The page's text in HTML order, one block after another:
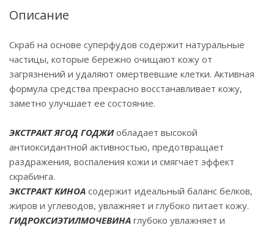
Описание
Скраб на основе суперфудов содержит натуральные
частицы, которые бережно очищают кожу от
загрязнений и удаляют омертвевшие клетки. Активная
формула средства прекрасно восстанавливает кожу,
заметно улучшает ее состояние.
ЭКСТРАКТ ЯГОД ГОДЖИ обладает высокой
антиоксидантной активностью, предотвращает
раздражения, воспаления кожи и смягчает эффект
скрабинга.
ЭКСТРАКТ КИНОА содержит идеальный баланс белков,
жиров и углеводов, увлажняет и глубоко питает кожу.
ГИДРОКСИЭТИЛМОЧЕВИНА глубоко увлажняет и